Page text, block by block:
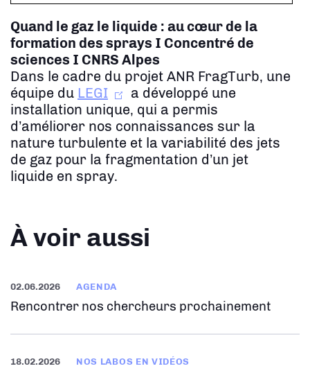
Quand le gaz le liquide : au cœur de la
formation des sprays I Concentré de
sciences I CNRS Alpes
Dans le cadre du projet ANR FragTurb, une
équipe du LEGI
a développé une
installation unique, qui a permis
d’améliorer nos connaissances sur la
nature turbulente et la variabilité des jets
de gaz pour la fragmentation d’un jet
liquide en spray.
À voir aussi
02.06.2026 AGENDA
Rencontrer nos chercheurs prochainement
18.02.2026 NOS LABOS EN VIDÉOS